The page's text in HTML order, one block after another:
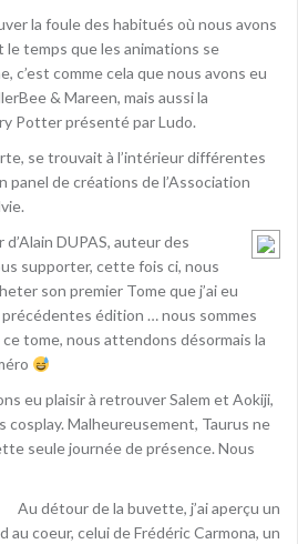
la foule des habitués où nous avons
le temps que les animations se
c’est comme cela que nous avons eu
& Mareen, mais aussi la
Potter présenté par Ludo.
se trouvait à l’intérieur différentes
panel de créations de l’Association
DUPAS, auteur des
supporter, cette fois ci, nous
son premier Tome que j’ai eu
édition … nous sommes
tome, nous attendons désormais la
eu plaisir à retrouver Salem et Aokiji,
cosplay. Malheureusement, Taurus ne
seule journée de présence. Nous
Au détour de la buvette, j’ai aperçu un
au coeur, celui de Frédéric Carmona, un